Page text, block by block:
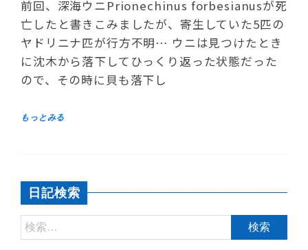
前回、深海ウニPrionechinus forbesianusが死
亡したと書きこみましたが、寄生していた5匹の
ヤドリニナ匹が行方不明… ウニは見つけたとき
に沈木から落下してひっくり返った状態だった
ので、その時に貝も落下し
日記検索